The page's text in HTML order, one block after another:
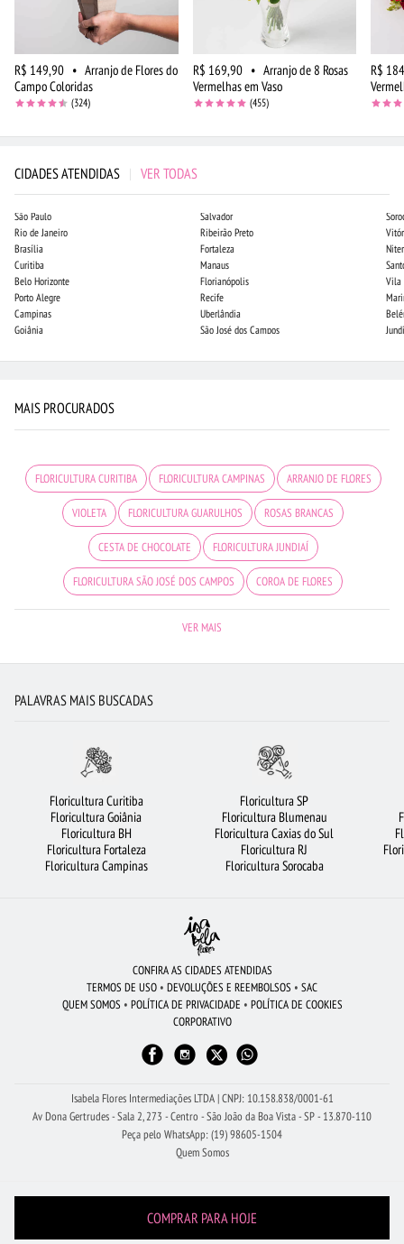
R$ 149,90 • Arranjo de Flores do
Campo Coloridas
(324)
R$ 169,90 • Arranjo de 8 Rosas
Vermelhas em Vaso
(455)
R$
CIDADES ATENDIDAS | VER TODAS
São Paulo
Rio de Janeiro
Brasília
Curitiba
Belo Horizonte
Porto Alegre
Campinas
Goiânia
Salvador
Ribeirão Preto
Fortaleza
Manaus
Florianópolis
Recife
Uberlândia
São José dos Campos
Vila
MAIS PROCURADOS
FLORICULTURA CURITIBA FLORICULTURA CAMPINAS ARRANJO DE FLORES
VIOLETA FLORICULTURA GUARULHOS ROSAS BRANCAS
CESTA DE CHOCOLATE FLORICULTURA JUNDIAÍ
FLORICULTURA SÃO JOSÉ DOS CAMPOS COROA DE FLORES
FLORICULTURA FORTALEZA BUQUÊ DE 12 ROSAS VERMELHAS
FLORICULTURA SÃO BERNARDO DO CAMPO FLORICULTURA NITERÓI
FLORICULTURA JOÃO PESSOA FLORICULTURA RECIFE CESTA DE FRUTAS
FLORICULTURA PORTO ALEGRE
FLORICULTURA BH
FLORES DO CAMPO FLORES RAMALHETE DE FLORES FLORICULTURA SP
BUQUÊS DE FLORES
ROSAS FLORICULTURA GOIÂNIA
FLORICULTURA SANTOS FLORICULTURA BRASÍLIA
VER MAIS
PALAVRAS MAIS BUSCADAS
Floricultura Curitiba
Floricultura Goiânia
Floricultura BH
Floricultura Fortaleza
Floricultura Campinas
Floricultura SP
Floricultura Blumenau
Floricultura Caxias do Sul
Floricultura RJ
Floricultura Sorocaba
CONFIRA AS CIDADES ATENDIDAS
TERMOS DE USO • DEVOLUÇÕES E REEMBOLSOS • SAC
QUEM SOMOS • POLÍTICA DE PRIVACIDADE • POLÍTICA DE COOKIES
CORPORATIVO
Isabela Flores Intermediações LTDA | CNPJ: 10.158.838/0001-61
Av Dona Gertrudes - Sala 2, 273 - Centro - São João da Boa Vista - SP - 13.870-110
Peça pelo WhatsApp: (19) 98605-1504
Quem Somos
COMPRAR PARA HOJE